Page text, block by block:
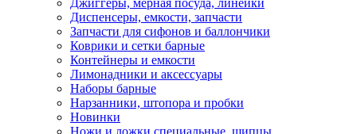
Джиггеры, мерная посуда, линейки
Диспенсеры, емкости, запчасти
Запчасти для сифонов и баллончики
Коврики и сетки барные
Контейнеры и емкости
Лимонадники и аксессуары
Наборы барные
Нарзанники, штопора и пробки
Новинки
Ножи и ложки специальные, щипцы